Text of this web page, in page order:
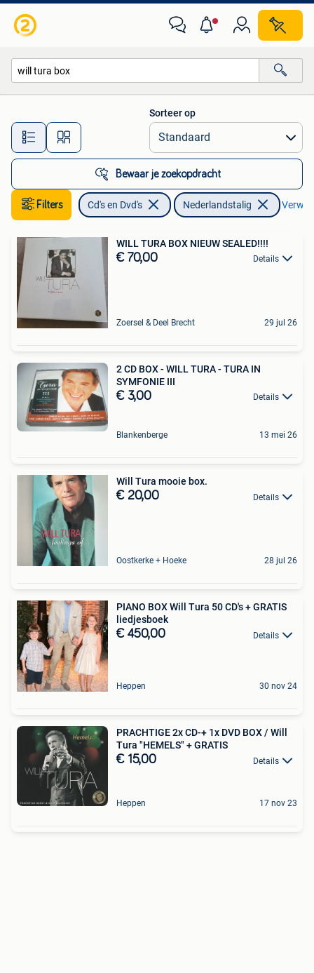
Alle afstanden…
Sorteer op
Bewaar je zoekopdracht
Filters Cd's en Dvd's Nederlandstalig
WILL TURA BOX NIEUW SEALED!!!!
€ 70,00 Details
Zoersel & Deel Brecht 29 jul 26
2 CD BOX - WILL TURA - TURA IN
SYMFONIE III
€ 3,00 Details
Blankenberge 13 mei 26
Will Tura mooie box.
€ 20,00 Details
Oostkerke + Hoeke 28 jul 26
PIANO BOX Will Tura 50 CD's + GRATIS
liedjesboek
€ 450,00 Details
Heppen 30 nov 24
PRACHTIGE 2x CD-+ 1x DVD BOX / Will
Tura "HEMELS" + GRATIS
€ 15,00 Details
Heppen 17 nov 23